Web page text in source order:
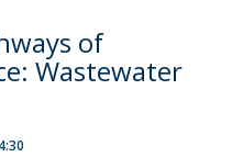
of
Wastewater